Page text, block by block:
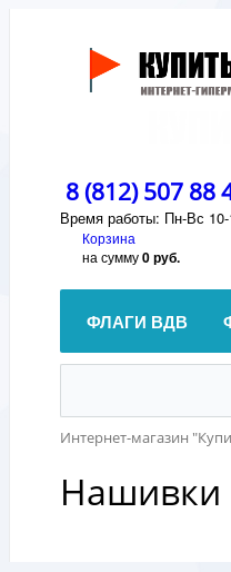
8 (812) 507 88
Время работы: Пн-Вс
Корзина
на сумму0 руб.
ФЛАГИ ВДВ
Интернет-магазин
Нашивки